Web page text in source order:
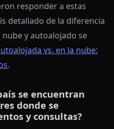
responder a estas
detallado de la diferencia
y autoalojado se
vs. en la nube:
.
se encuentran
donde se
y consultas?